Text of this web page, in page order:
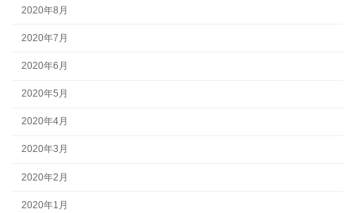
2020年8月
2020年7月
2020年6月
2020年5月
2020年4月
2020年3月
2020年2月
2020年1月